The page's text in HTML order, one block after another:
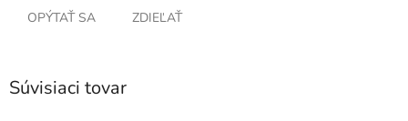
OPÝTAŤ SA ZDIEĽAŤ
Súvisiaci tovar